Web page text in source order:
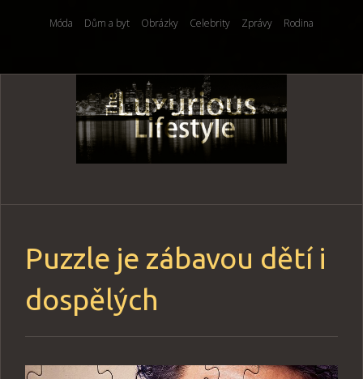
Móda Dům a byt Obrázky Celebrity Zprávy Rodina
Skip
Puzzle je zábavou dětí i
dospělých